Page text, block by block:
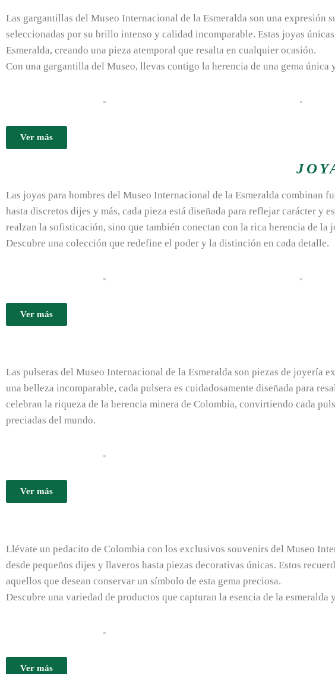
Las gargantillas del Museo Internacional de la Esmeralda son una expresión
seleccionadas por su brillo intenso y calidad incomparable. Estas joyas
Esmeralda, creando una pieza atemporal que resalta en cualquier ocasión.
Con una gargantilla del Museo, llevas contigo la herencia de una gema
Ver más
Las joyas para hombres del Museo Internacional de la Esmeralda combinan
hasta discretos dijes y más, cada pieza está diseñada para reflejar carácter y
realzan la sofisticación, sino que también conectan con la rica herencia de
Descubre una colección que redefine el poder y la distinción en cada detalle.
Ver más
Las pulseras del Museo Internacional de la Esmeralda son piezas de joyería
una belleza incomparable, cada pulsera es cuidadosamente diseñada para
celebran la riqueza de la herencia minera de Colombia, convirtiendo cada
preciadas del mundo.
Ver más
Llévate un pedacito de Colombia con los exclusivos souvenirs del Museo
desde pequeños dijes y llaveros hasta piezas decorativas únicas. Estos
aquellos que desean conservar un símbolo de esta gema preciosa.
Descubre una variedad de productos que capturan la esencia de la
Ver más